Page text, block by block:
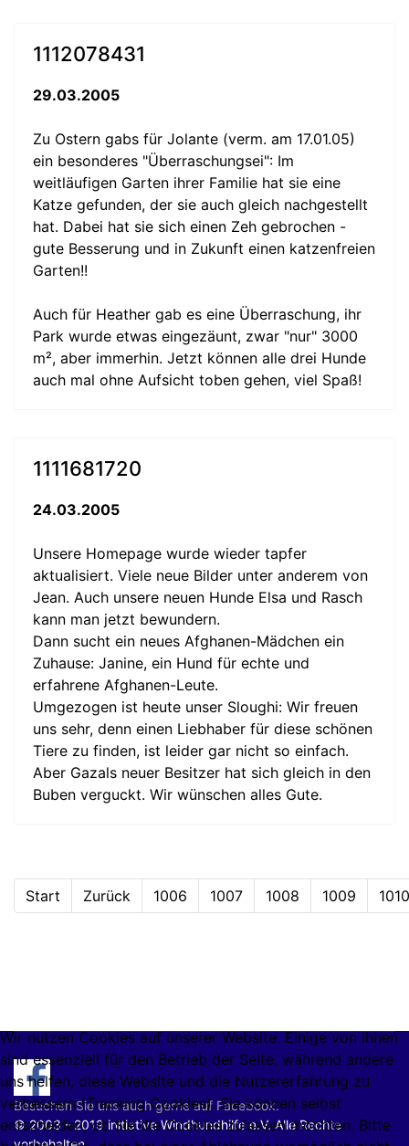
1112078431
29.03.2005
Zu Ostern gabs für Jolante (verm. am 17.01.05)
ein besonderes "Überraschungsei": Im
weitläufigen Garten ihrer Familie hat sie eine
Katze gefunden, der sie auch gleich nachgestellt
hat. Dabei hat sie sich einen Zeh gebrochen -
gute Besserung und in Zukunft einen katzenfreien
Garten!!
Auch für Heather gab es eine Überraschung, ihr
Park wurde etwas eingezäunt, zwar "nur" 3000
m², aber immerhin. Jetzt können alle drei Hunde
auch mal ohne Aufsicht toben gehen, viel Spaß!
1111681720
24.03.2005
Unsere Homepage wurde wieder tapfer
aktualisiert. Viele neue Bilder unter anderem von
Jean. Auch unsere neuen Hunde Elsa und Rasch
kann man jetzt bewundern.
Dann sucht ein neues Afghanen-Mädchen ein
Zuhause: Janine, ein Hund für echte und
erfahrene Afghanen-Leute.
Umgezogen ist heute unser Sloughi: Wir freuen
uns sehr, denn einen Liebhaber für diese schönen
Tiere zu finden, ist leider gar nicht so einfach.
Aber Gazals neuer Besitzer hat sich gleich in den
Buben verguckt. Wir wünschen alles Gute.
Start Zurück 1006 1007 1008 1009 1010
Besuchen Sie uns auch gerne auf Facebook.
© 2003 - 2019 initiative Windhundhilfe e.V. Alle Rechte
Wir nutzen Cookies auf unserer Website. Einige von ihnen
sind essenziell für den Betrieb der Seite, während andere
uns helfen, diese Website und die Nutzererfahrung zu
verbessern (Tracking Cookies). Sie können selbst
entscheiden, ob Sie die Cookies zulassen möchten. Bitte